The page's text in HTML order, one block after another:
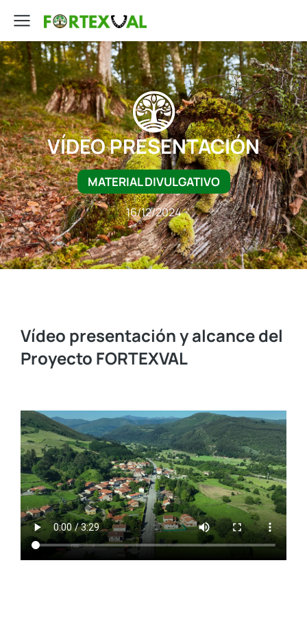
VÍDEO PRESENTACIÓN
MATERIAL DIVULGATIVO
16/12/2024
Vídeo presentación y alcance del
Proyecto FORTEXVAL